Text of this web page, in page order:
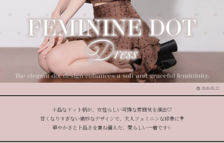
2026.05.22
上品なドット柄が、女性らしい可憐な雰囲気を演出♡
甘くなりすぎない絶妙なデザインで、大人フェミニンな印象に💐
華やかさと上品さを兼ね備えた、愛らしい一着です✨